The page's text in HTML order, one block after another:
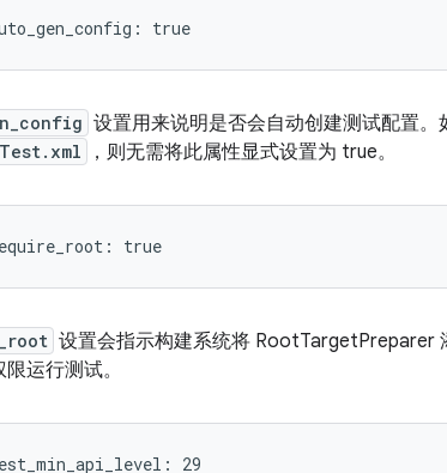
设置用来说明是否会自动创建测试配置。
，则无需将此属性显式设置为 true。
设置会指示构建系统将 RootTargetPreparer
运行测试。